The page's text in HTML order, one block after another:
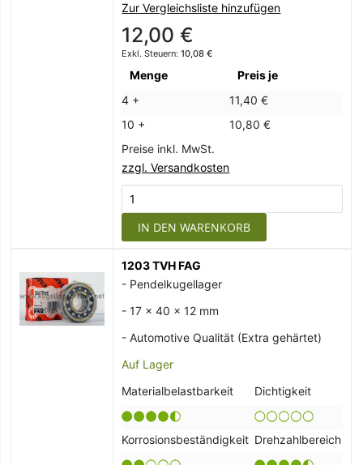
Zur Vergleichsliste hinzufügen
12,00 €
10,08 €
Menge
Preis je
4 +
11,40 €
10 +
10,80 €
Preise inkl. MwSt.
zzgl. Versandkosten
IN DEN WARENKORB
1203 TVH FAG
- Pendelkugellager
- 17 x 40 x 12 mm
- Automotive Qualität (Extra gehärtet)
Auf Lager
Materialbelastbarkeit
Dichtigkeit
Korrosionsbeständigkeit Drehzahlbereich